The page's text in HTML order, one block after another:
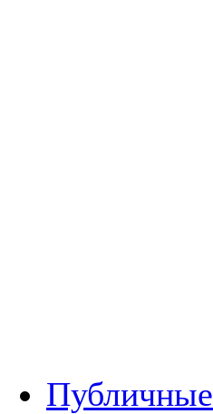
Публичные